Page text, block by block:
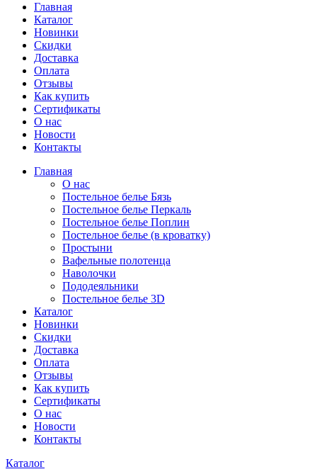
Главная
Каталог
Новинки
Скидки
Доставка
Оплата
Отзывы
Как купить
Сертификаты
О нас
Новости
Контакты
Главная
О нас
Постельное белье Бязь
Постельное белье Перкаль
Постельное белье Поплин
Постельное белье (в кроватку)
Простыни
Вафельные полотенца
Наволочки
Пододеяльники
Постельное белье 3D
Каталог
Новинки
Скидки
Доставка
Оплата
Отзывы
Как купить
Сертификаты
О нас
Новости
Контакты
Каталог